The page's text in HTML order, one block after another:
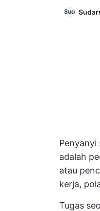
Penyanyi
adalah
atau
kerja,
Tugas